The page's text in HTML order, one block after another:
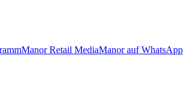
Manor Retail MediaManor auf WhatsApp